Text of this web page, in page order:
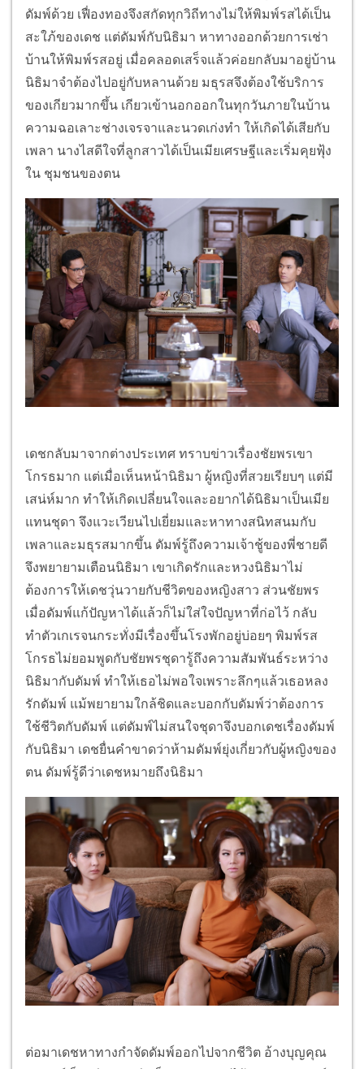
ดัมพ์ด้วย เฟื่องทองจึงสกัดทุกวิถีทางไม่ให้พิมพ์รสได้เป็น
สะใภ้ของเดช แต่ดัมพ์กับนิธิมา หาทางออกด้วยการเช่า
บ้านให้พิมพ์รสอยู่ เมื่อคลอดเสร็จแล้วค่อยกลับมาอยู่บ้าน
นิธิมาจำต้องไปอยู่กับหลานด้วย มธุรสจึงต้องใช้บริการ
ของเกียวมากขึ้น เกียวเข้านอกออกในทุกวันภายในบ้าน
ความฉอเลาะช่างเจรจาและนวดเก่งทำ ให้เกิดได้เสียกับ
เพลา นางไสดีใจที่ลูกสาวได้เป็นเมียเศรษฐีและเริ่มคุยฟุ้ง
ใน ชุมชนของตน
เดชกลับมาจากต่างประเทศ ทราบข่าวเรื่องชัยพรเขา
โกรธมาก แต่เมื่อเห็นหน้านิธิมา ผู้หญิงที่สวยเรียบๆ แต่มี
เสน่ห์มาก ทำให้เกิดเปลี่ยนใจและอยากได้นิธิมาเป็นเมีย
แทนชุดา จึงแวะเวียนไปเยี่ยมและหาทางสนิทสนมกับ
เพลาและมธุรสมากขึ้น ดัมพ์รู้ถึงความเจ้าชู้ของพี่ชายดี
จึงพยายามเตือนนิธิมา เขาเกิดรักและหวงนิธิมาไม่
ต้องการให้เดชวุ่นวายกับชีวิตของหญิงสาว ส่วนชัยพร
เมื่อดัมพ์แก้ปัญหาได้แล้วก็ไม่ใส่ใจปัญหาที่ก่อไว้ กลับ
ทำตัวเกเรจนกระทั่งมีเรื่องขึ้นโรงพักอยู่บ่อยๆ พิมพ์รส
โกรธไม่ยอมพูดกับชัยพรชุดารู้ถึงความสัมพันธ์ระหว่าง
นิธิมากับดัมพ์ ทำให้เธอไม่พอใจเพราะลึกๆแล้วเธอหลง
รักดัมพ์ แม้พยายามใกล้ชิดและบอกกับดัมพ์ว่าต้องการ
ใช้ชีวิตกับดัมพ์ แต่ดัมพ์ไม่สนใจชุดาจึงบอกเดชเรื่องดัมพ์
กับนิธิมา เดชยื่นคำขาดว่าห้ามดัมพ์ยุ่งเกี่ยวกับผู้หญิงของ
ตน ดัมพ์รู้ดีว่าเดชหมายถึงนิธิมา
ต่อมาเดชหาทางกำจัดดัมพ์ออกไปจากชีวิต อ้างบุญคุณ